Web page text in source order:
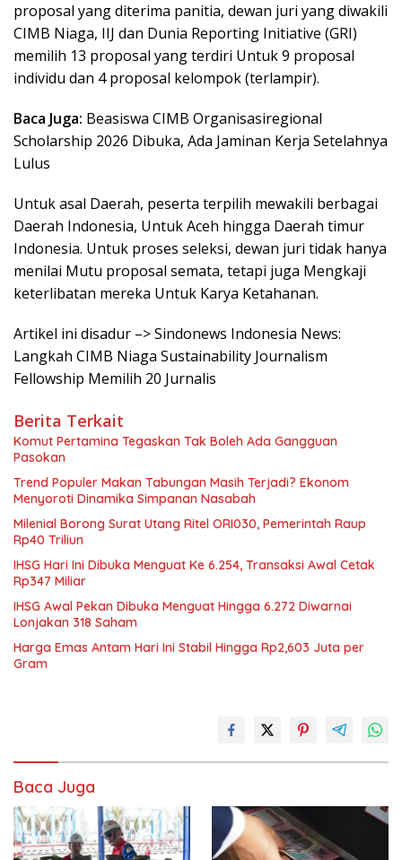
proposal yang diterima panitia, dewan juri yang diwakili
CIMB Niaga, IIJ dan Dunia Reporting Initiative (GRI)
memilih 13 proposal yang terdiri Untuk 9 proposal
individu dan 4 proposal kelompok (terlampir).
Baca Juga: Beasiswa CIMB Organisasiregional
Scholarship 2026 Dibuka, Ada Jaminan Kerja Setelahnya
Lulus
Untuk asal Daerah, peserta terpilih mewakili berbagai
Daerah Indonesia, Untuk Aceh hingga Daerah timur
Indonesia. Untuk proses seleksi, dewan juri tidak hanya
menilai Mutu proposal semata, tetapi juga Mengkaji
keterlibatan mereka Untuk Karya Ketahanan.
Artikel ini disadur –> Sindonews Indonesia News:
Langkah CIMB Niaga Sustainability Journalism
Fellowship Memilih 20 Jurnalis
Berita Terkait
Komut Pertamina Tegaskan Tak Boleh Ada Gangguan
Pasokan
Trend Populer Makan Tabungan Masih Terjadi? Ekonom
Menyoroti Dinamika Simpanan Nasabah
Milenial Borong Surat Utang Ritel ORI030, Pemerintah Raup
Rp40 Triliun
IHSG Hari Ini Dibuka Menguat Ke 6.254, Transaksi Awal Cetak
Rp347 Miliar
IHSG Awal Pekan Dibuka Menguat Hingga 6.272 Diwarnai
Lonjakan 318 Saham
Harga Emas Antam Hari Ini Stabil Hingga Rp2,603 Juta per
Gram
Baca Juga